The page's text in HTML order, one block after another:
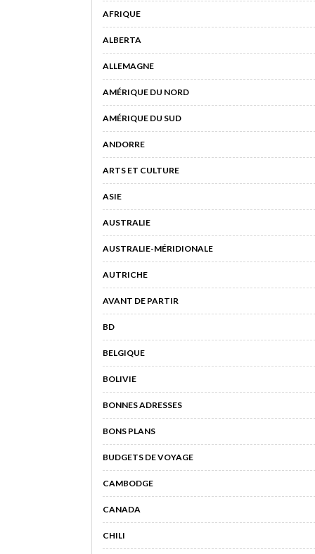
AFRIQUE
ALBERTA
ALLEMAGNE
AMÉRIQUE DU NORD
AMÉRIQUE DU SUD
ANDORRE
ARTS ET CULTURE
ASIE
AUSTRALIE
AUSTRALIE-MÉRIDIONALE
AUTRICHE
AVANT DE PARTIR
BD
BELGIQUE
BOLIVIE
BONNES ADRESSES
BONS PLANS
BUDGETS DE VOYAGE
CAMBODGE
CANADA
CHILI